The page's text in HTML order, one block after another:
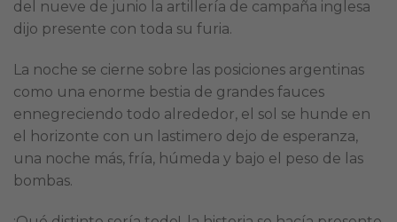
del nueve de junio la artillería de campaña inglesa
dijo presente con toda su furia.
La noche se cierne sobre las posiciones argentinas
como una enorme bestia de grandes fauces
ennegreciendo todo alrededor, el sol se hunde en
el horizonte con un lastimero dejo de esperanza,
una noche más, fría, húmeda y bajo el peso de las
bombas.